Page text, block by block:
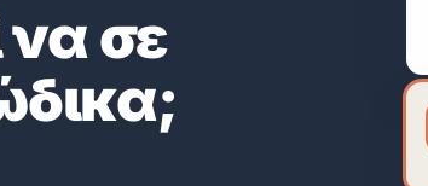
να σε